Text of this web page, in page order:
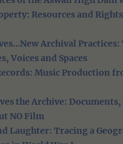
Resources and
Archival
Voices and Spaces
Music Production
the Archive:
NO Film
Laughter: Tracing a